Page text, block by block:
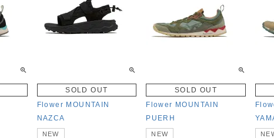
SOLD OUT
Flower MOUNTAIN
NAZCA
NEW
SOLD OUT
Flower MOUNTAIN
PUERH
NEW